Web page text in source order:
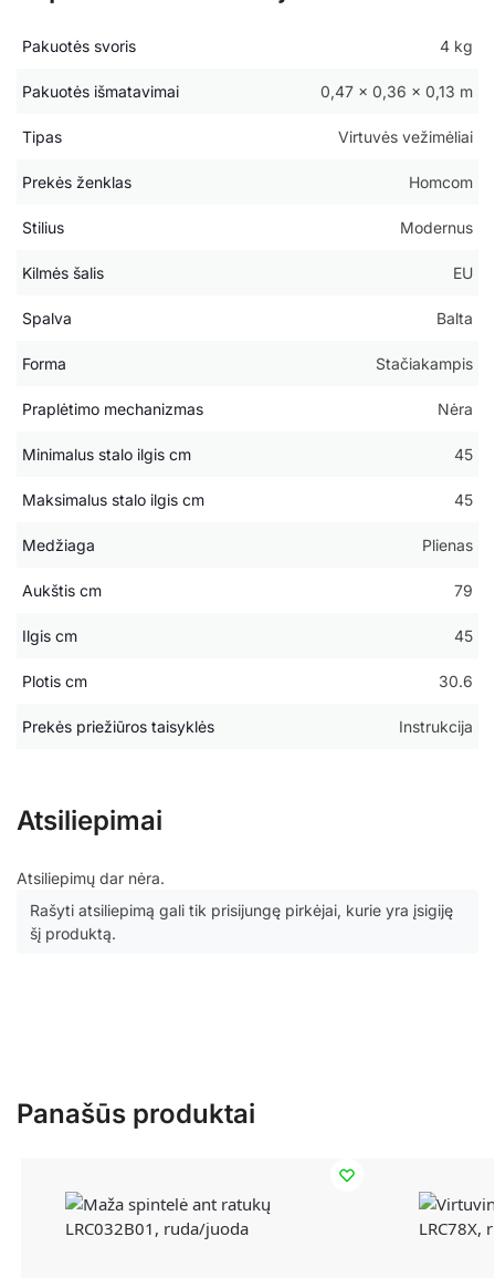
Pakuotės svoris 4 kg
Pakuotės išmatavimai 0,47 × 0,36 × 0,13 m
Tipas Virtuvės vežimėliai
Prekės ženklas Homcom
Stilius Modernus
Kilmės šalis EU
Spalva Balta
Forma Stačiakampis
Praplėtimo mechanizmas Nėra
Minimalus stalo ilgis cm 45
Maksimalus stalo ilgis cm 45
Medžiaga Plienas
Aukštis cm 79
Ilgis cm 45
Plotis cm 30.6
Prekės priežiūros taisyklės Instrukcija
Atsiliepimai
Atsiliepimų dar nėra.
Rašyti atsiliepimą gali tik prisijungę pirkėjai, kurie yra įsigiję
šį produktą.
Panašūs produktai